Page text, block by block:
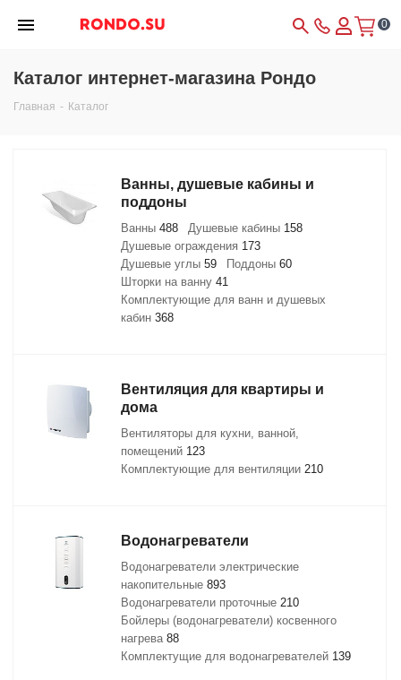
0
Каталог интернет-магазина Рондо
Главная - Каталог
Ванны, душевые кабины и
поддоны
Ванны 488 Душевые кабины 158
Душевые ограждения 173
Душевые углы 59 Поддоны 60
Шторки на ванну 41
Комплектующие для ванн и душевых
кабин 368
Вентиляция для квартиры и
дома
Вентиляторы для кухни, ванной,
помещений 123
Комплектующие для вентиляции 210
Водонагреватели
Водонагреватели электрические
накопительные 893
Водонагреватели проточные 210
Бойлеры (водонагреватели) косвенного
нагрева 88
Комплектущие для водонагревателей 139